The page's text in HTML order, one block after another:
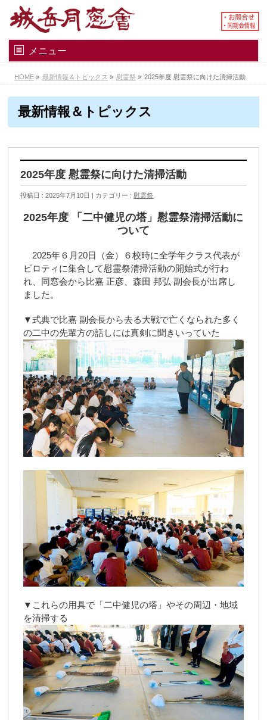
メニュー
HOME » 最新情報＆トピックス » 慰霊祭 » 2025年度 慰霊祭に向けた清掃活動
最新情報＆トピックス
2025年度 慰霊祭に向けた清掃活動
投稿日 : 2025年7月10日 カテゴリー :慰霊祭
2025年度 「二中健児の塔」慰霊祭清掃活動に
ついて
2025年６月20日（金）６校時に全学年クラス代表が
ピロティに集合して慰霊祭清掃活動の開始式が行わ
れ、同窓会から比嘉 正彦、森田 邦弘 副会長が出席し
ました。
▼式典で比嘉 副会長から去る大戦で亡くなられた多く
の二中の先輩方の話しには真剣に聞きいっていた
▼これらの用具で「二中健児の塔」やその周辺・地域
を清掃する